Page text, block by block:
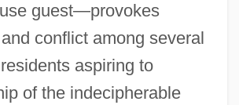
guest—provokes
conflict among several
aspiring to
of the indecipherable